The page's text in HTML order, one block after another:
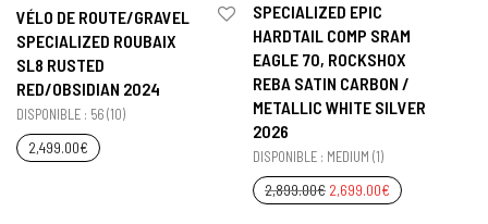
VÉLO DE ROUTE/GRAVEL
SPECIALIZED ROUBAIX
SL8 RUSTED
RED/OBSIDIAN 2024
DISPONIBLE : 56 (10)
2,499.00€
SPECIALIZED EPIC
HARDTAIL COMP SRAM
EAGLE 70, ROCKSHOX
REBA SATIN CARBON /
METALLIC WHITE SILVER
2026
DISPONIBLE : MEDIUM (1)
2,899.00€ 2,699.00€